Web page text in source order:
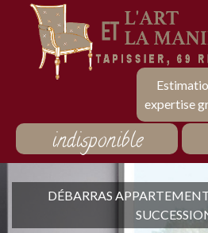
expertise
indisponible
DÉBARRAS